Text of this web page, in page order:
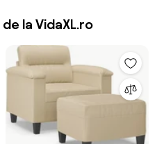
la VidaXL.ro